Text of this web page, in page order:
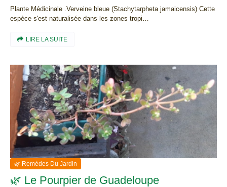
Plante Médicinale .Verveine bleue (Stachytarpheta jamaicensis) Cette
espèce s'est naturalisée dans les zones tropi…
LIRE LA SUITE
🌿 Remèdes Du Jardin
🌿 Le Pourpier de Guadeloupe